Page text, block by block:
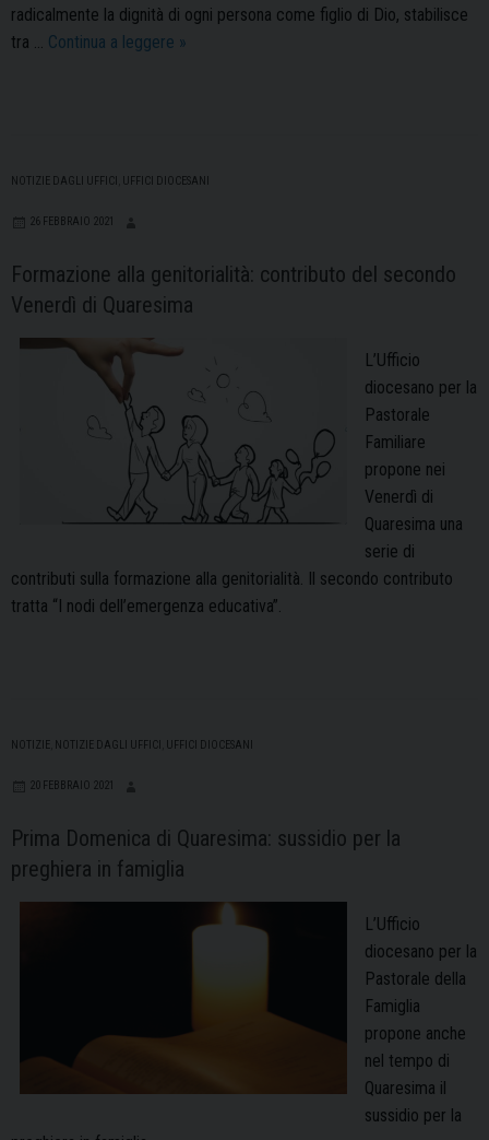
radicalmente la dignità di ogni persona come figlio di Dio, stabilisce
tra … Continua a leggere Adesso_febbraio
»
NOTIZIE DAGLI UFFICI UFFICI DIOCESANI
26 FEBBRAIO 2021
Formazione alla genitorialità: contributo del secondo
Venerdì di Quaresima
L’Ufficio
diocesano per la
Pastorale
Familiare
propone nei
Venerdì di
Quaresima una
serie di
contributi sulla formazione alla genitorialità. Il secondo contributo
tratta “I nodi dell’emergenza educativa”.
NOTIZIE NOTIZIE DAGLI UFFICI UFFICI DIOCESANI
20 FEBBRAIO 2021
Prima Domenica di Quaresima: sussidio per la
preghiera in famiglia
L’Ufficio
diocesano per la
Pastorale della
Famiglia
propone anche
nel tempo di
Quaresima il
sussidio per la